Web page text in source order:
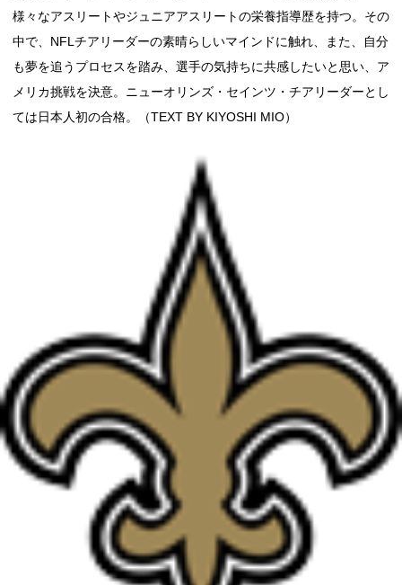
様々なアスリートやジュニアアスリートの栄養指導歴を持つ。その
中で、NFLチアリーダーの素晴らしいマインドに触れ、また、自分
も夢を追うプロセスを踏み、選手の気持ちに共感したいと思い、ア
メリカ挑戦を決意。ニューオリンズ・セインツ・チアリーダーとし
ては日本人初の合格。（TEXT BY KIYOSHI MIO）